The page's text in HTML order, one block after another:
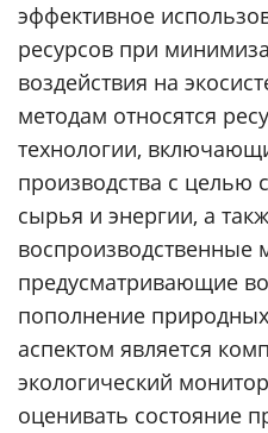
эффективное
ресурсов при
воздействия на
методам относятся
технологии,
производства с целью
сырья и энергии, а
воспроизводственные
предусматривающие
пополнение
аспектом является
экологический
оценивать состояние